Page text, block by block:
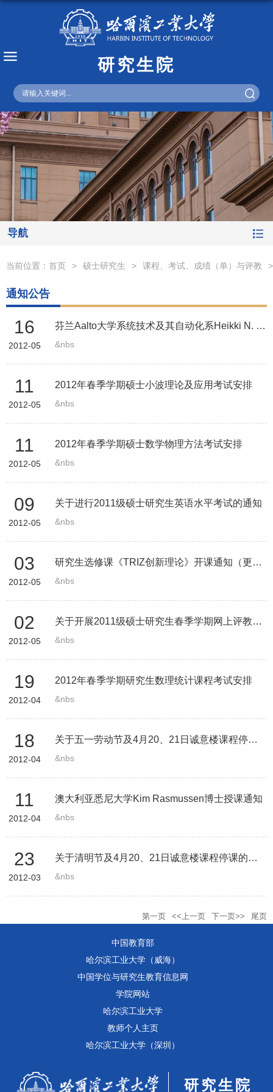
研究生院
导航
当前位置： 首页 > 硕士研究生 > 课程、考试、成绩（单）与评教 >
通知公告
16
2012-05
芬兰Aalto大学系统技术及其自动化系Heikki N. Koivo教授授课通知
&nbs
11
2012-05
2012年春季学期硕士小波理论及应用考试安排
&nbs
11
2012-05
2012年春季学期硕士数学物理方法考试安排
&nbs
09
2012-05
关于进行2011级硕士研究生英语水平考试的通知
&nbs
03
2012-05
研究生选修课《TRIZ创新理论》开课通知（更新）
&nbs
02
2012-05
关于开展2011级硕士研究生春季学期网上评教工作的通知
&nbs
19
2012-04
2012年春季学期研究生数理统计课程考试安排
&nbs
18
2012-04
关于五一劳动节及4月20、21日诚意楼课程停课的紧急通知
&nbs
11
2012-04
澳大利亚悉尼大学Kim Rasmussen博士授课通知
&nbs
23
2012-03
关于清明节及4月20、21日诚意楼课程停课的紧急通知
&nbs
第一页 <<上一页 下一页>> 尾页
中国教育部
哈尔滨工业大学（威海）
中国学位与研究生教育信息网
学院网站
哈尔滨工业大学
教师个人主页
哈尔滨工业大学（深圳）
研究生院